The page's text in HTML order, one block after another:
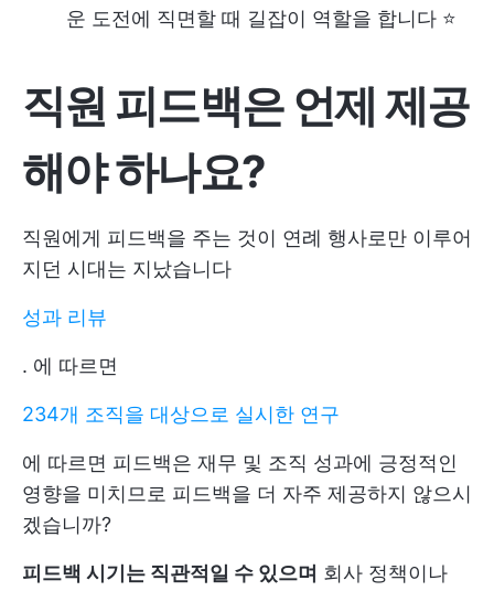
운 도전에 직면할 때 길잡이 역할을 합니다 ⭐
직원 피드백은 언제 제공
해야 하나요?
직원에게 피드백을 주는 것이 연례 행사로만 이루어
지던 시대는 지났습니다
성과 리뷰
. 에 따르면
234개 조직을 대상으로 실시한 연구
에 따르면 피드백은 재무 및 조직 성과에 긍정적인
영향을 미치므로 피드백을 더 자주 제공하지 않으시
겠습니까?
피드백 시기는 직관적일 수 있으며 회사 정책이나